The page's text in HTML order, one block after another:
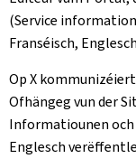
(Service
Franséisch,
Op X
Ofhängeg vun der
Informatiounen och
Englesch